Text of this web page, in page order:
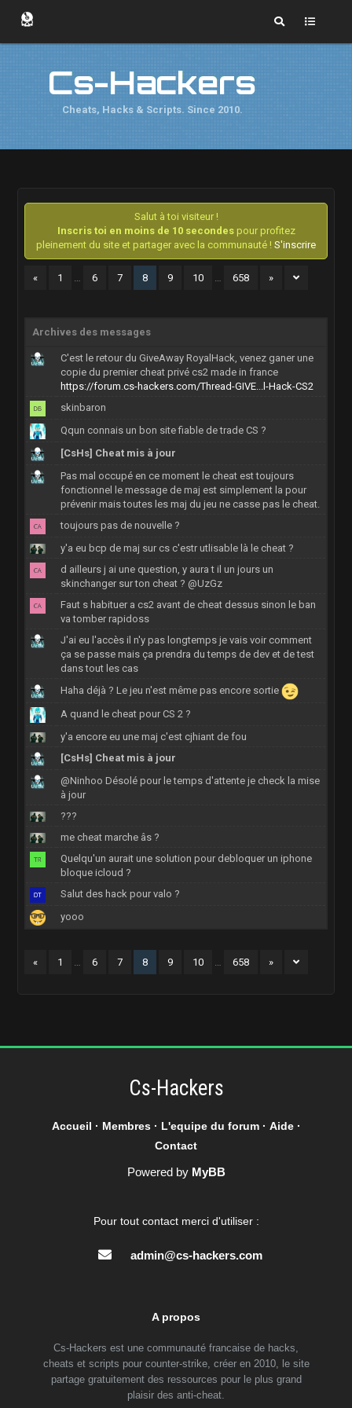
Cs-Hackers
Cheats, Hacks & Scripts. Since 2010.
Salut à toi visiteur !
Inscris toi en moins de 10 secondespour profitez
pleinement du site et partager avec la communauté ! S'inscrire
« 1 … 6 7 8 9 10 … 658 »
Archives des messages
C'est le retour du GiveAway RoyalHack, venez ganer une
copie du premier cheat privé cs2 made in france
https://forum.cs-hackers.com/Thread-GIVE...l-Hack-CS2
skinbaron
Qqun connais un bon site fiable de trade CS ?
[CsHs] Cheat mis à jour
Pas mal occupé en ce moment le cheat est toujours
fonctionnel le message de maj est simplement la pour
prévenir mais toutes les maj du jeu ne casse pas le cheat.
toujours pas de nouvelle ?
y'a eu bcp de maj sur cs c'estr utlisable là le cheat ?
d ailleurs j ai une question, y aura t il un jours un
skinchanger sur ton cheat ? @UzGz
Faut s habituer a cs2 avant de cheat dessus sinon le ban
va tomber rapidoss
J'ai eu l'accès il n'y pas longtemps je vais voir comment
ça se passe mais ça prendra du temps de dev et de test
dans tout les cas
Haha déjà ? Le jeu n'est même pas encore sortie
A quand le cheat pour CS 2 ?
y'a encore eu une maj c'est cjhiant de fou
[CsHs] Cheat mis à jour
@Ninhoo Désolé pour le temps d'attente je check la mise
à jour
???
me cheat marche âs ?
Quelqu'un aurait une solution pour debloquer un iphone
bloque icloud ?
Salut des hack pour valo ?
yooo
« 1 … 6 7 8 9 10 … 658 »
Cs-Hackers
Accueil · Membres· L'equipe du forum· Aide·
Contact
Powered by MyBB
Pour tout contact merci d'utiliser :
admin@cs-hackers.com
A propos
Cs-Hackers est une communauté francaise de hacks,
cheats et scripts pour counter-strike, créer en 2010, le site
partage gratuitement des ressources pour le plus grand
plaisir des anti-cheat.